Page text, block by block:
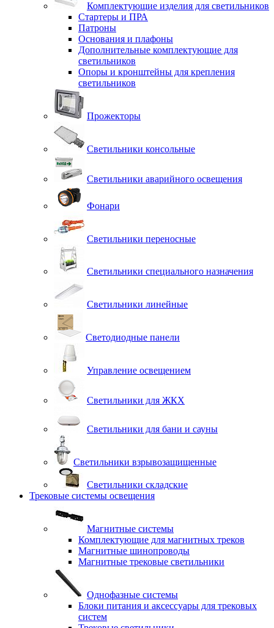
Комплектующие изделия для светильников
Стартеры и ПРА
Патроны
Основания и плафоны
Дополнительные комплектующие для
светильников
Опоры и кронштейны для крепления
светильников
Прожекторы
Светильники консольные
Светильники аварийного освещения
Фонари
Светильники переносные
Светильники специального назначения
Светильники линейные
Светодиодные панели
Управление освещением
Светильники для ЖКХ
Светильники для бани и сауны
Светильники взрывозащищенные
Светильники складские
Трековые системы освещения
Магнитные системы
Комплектующие для магнитных треков
Магнитные шинопроводы
Магнитные трековые светильники
Однофазные системы
Блоки питания и аксессуары для трековых
систем